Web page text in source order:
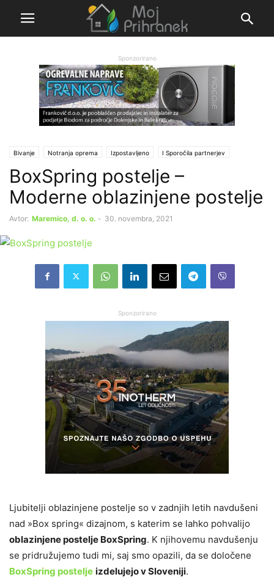
Sponzorirano
Bivanje Notranja oprema Izpostavljeno Ι Sporočila partnerjev
BoxSpring postelje –
Moderne oblazinjene postelje
Avtor: Maremico, d. o. o. - 30. novembra, 2021
Sponzorirano
Ljubitelji oblazinjene postelje so v zadnjih letih navdušeni
nad »Box spring« dizajnom, s katerim se lahko pohvalijo
oblazinjene postelje BoxSpring. K njihovemu navdušenju
se pridružujemo tudi mi, saj smo opazili, da se določene
BoxSpring postelje izdelujejo v Sloveniji.